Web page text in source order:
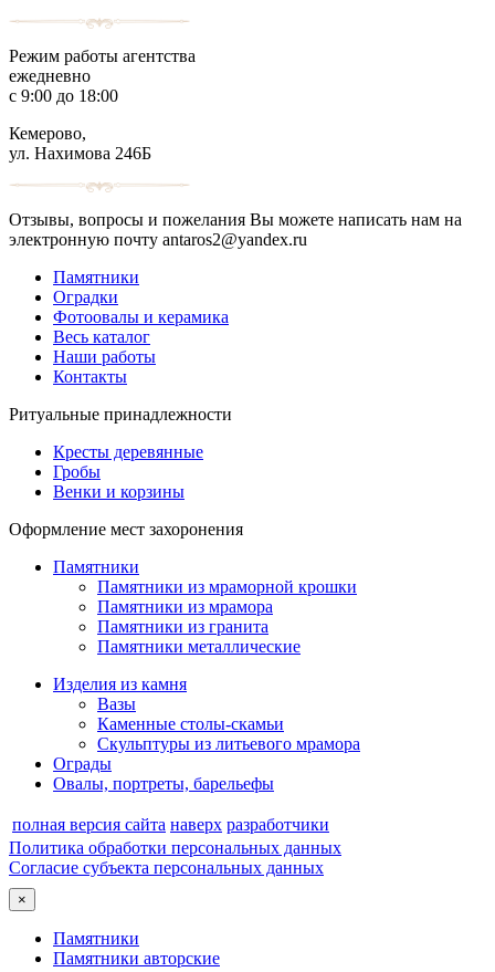
Режим работы агентства
ежедневно
с 9:00 до 18:00
Кемерово,
ул. Нахимова 246Б
Отзывы, вопросы и пожелания Вы можете написать нам на
электронную почту antaros2@yandex.ru
Памятники
Оградки
Фотоовалы и керамика
Весь каталог
Наши работы
Контакты
Ритуальные принадлежности
Кресты деревянные
Гробы
Венки и корзины
Оформление мест захоронения
Памятники
Памятники из мраморной крошки
Памятники из мрамора
Памятники из гранита
Памятники металлические
Изделия из камня
Вазы
Каменные столы-скамьи
Скульптуры из литьевого мрамора
Ограды
Овалы, портреты, барельефы
полная версия сайта наверх разработчики
Политика обработки персональных данных
Согласие субъекта персональных данных
×
Памятники
Памятники авторские